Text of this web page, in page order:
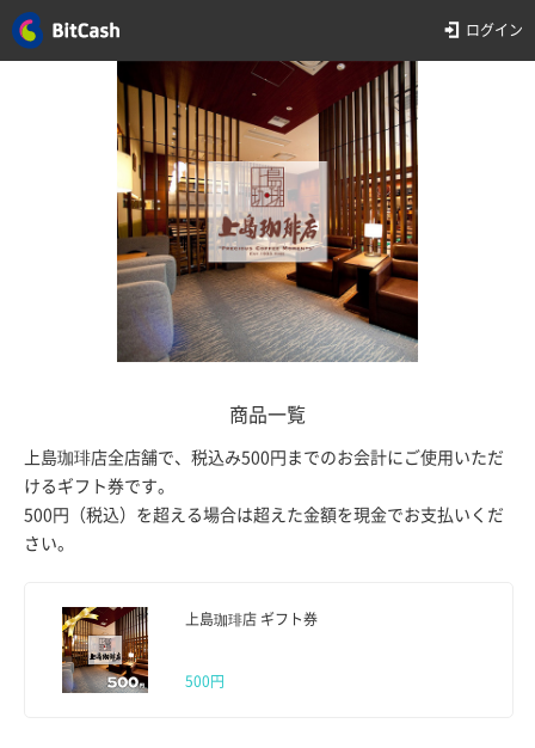
ログイン
商品一覧
上島珈琲店全店舗で、税込み500円までのお会計にご使用いただ
けるギフト券です。
500円（税込）を超える場合は超えた金額を現金でお支払いくだ
さい。
上島珈琲店 ギフト券
500円